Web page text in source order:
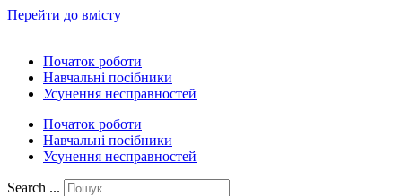
Перейти до вмісту
Початок роботи
Навчальні посібники
Усунення несправностей
Початок роботи
Навчальні посібники
Усунення несправностей
Search ...